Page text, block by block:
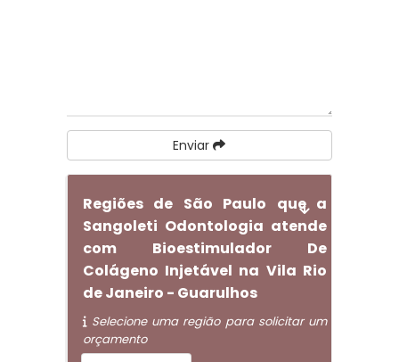
Enviar
Regiões de São Paulo que a
Sangoleti Odontologia atende
com Bioestimulador De
Colágeno Injetável na Vila Rio
de Janeiro - Guarulhos
Selecione uma região para solicitar um
orçamento